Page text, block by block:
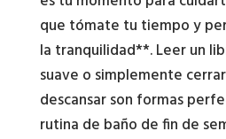
que tómate tu tiempo y
la tranquilidad**. Leer un
suave o simplemente
descansar son formas
rutina de baño de fin de